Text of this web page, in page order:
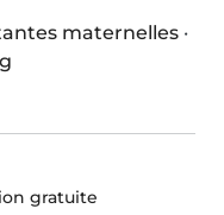
maternelles ·
gratuite